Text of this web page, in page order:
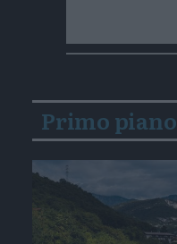
Primo piano